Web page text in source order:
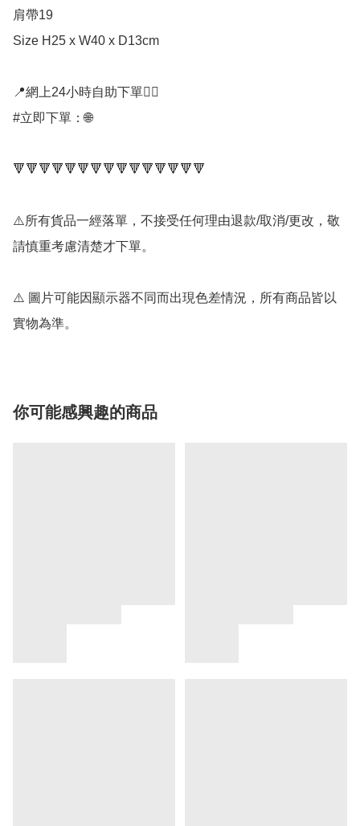
肩帶19
Size H25 x W40 x D13cm
📍網上24小時自助下單👍🏻
#立即下單：🌐
🔻🔻🔻🔻🔻🔻🔻🔻🔻🔻🔻🔻🔻🔻🔻
⚠️所有貨品一經落單，不接受任何理由退款/取消/更改，敬
請慎重考慮清楚才下單。
⚠️ 圖片可能因顯示器不同而出現色差情況，所有商品皆以
實物為準。
你可能感興趣的商品